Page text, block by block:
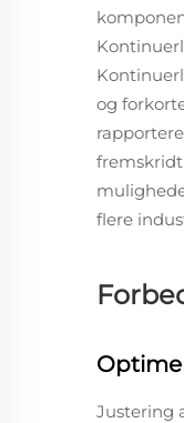
og
flere
Justering